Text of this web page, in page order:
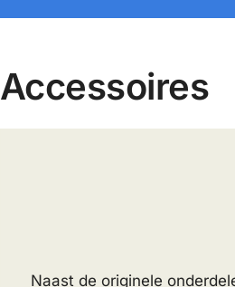
Accessoires
Naast de originele